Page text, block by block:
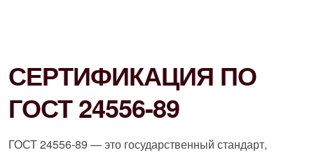
СЕРТИФИКАЦИЯ ПО
ГОСТ 24556-89
ГОСТ 24556-89 — это государственный стандарт,